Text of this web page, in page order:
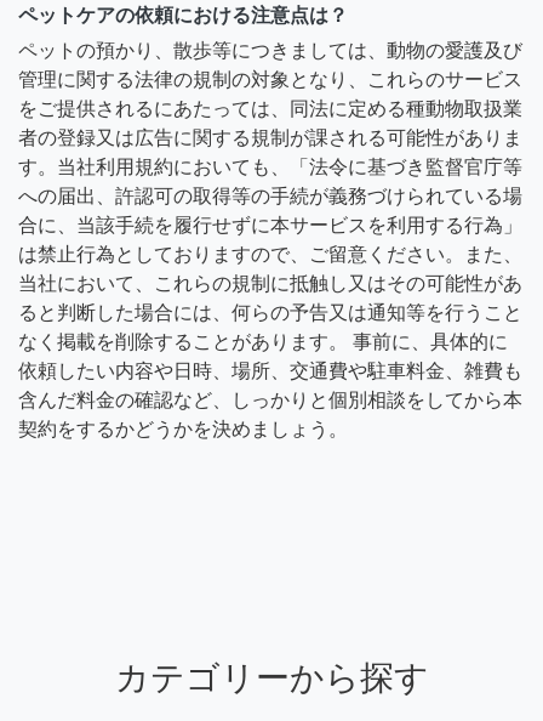
ペットケアの依頼における注意点は？
ペットの預かり、散歩等につきましては、動物の愛護及び
管理に関する法律の規制の対象となり、これらのサービス
をご提供されるにあたっては、同法に定める種動物取扱業
者の登録又は広告に関する規制が課される可能性がありま
す。当社利用規約においても、「法令に基づき監督官庁等
への届出、許認可の取得等の手続が義務づけられている場
合に、当該手続を履行せずに本サービスを利用する行為」
は禁止行為としておりますので、ご留意ください。また、
当社において、これらの規制に抵触し又はその可能性があ
ると判断した場合には、何らの予告又は通知等を行うこと
なく掲載を削除することがあります。 事前に、具体的に
依頼したい内容や日時、場所、交通費や駐車料金、雑費も
含んだ料金の確認など、しっかりと個別相談をしてから本
契約をするかどうかを決めましょう。
カテゴリーから探す